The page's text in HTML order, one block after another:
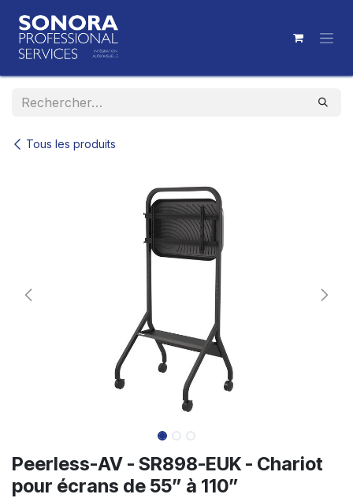
Tous les produits
Peerless-AV - SR898-EUK - Chariot
pour écrans de 55” à 110”